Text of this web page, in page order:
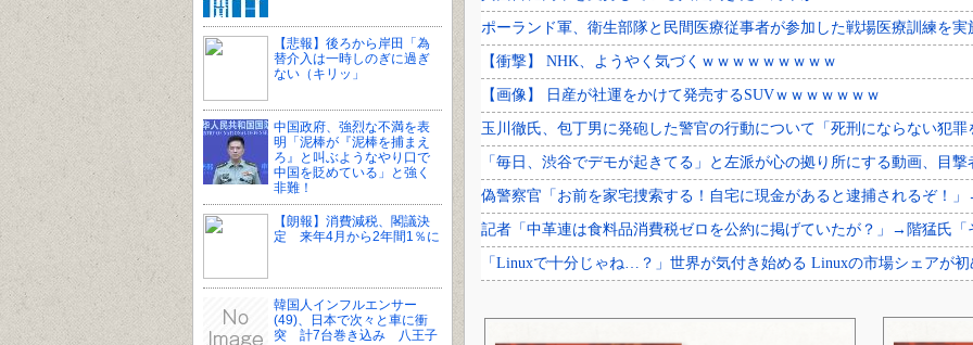
【悲報】後ろから岸田「為
替介入は一時しのぎに過ぎ
ない（キリッ」
中国政府、強烈な不満を表
明「泥棒が『泥棒を捕まえ
ろ』と叫ぶようなやり口で
中国を貶めている」と強く
非難！
【朗報】消費減税、閣議決
定 来年4月から2年間1％に
韓国人インフルエンサー
(49)、日本で次々と車に衝
突 計7台巻き込み 八王子